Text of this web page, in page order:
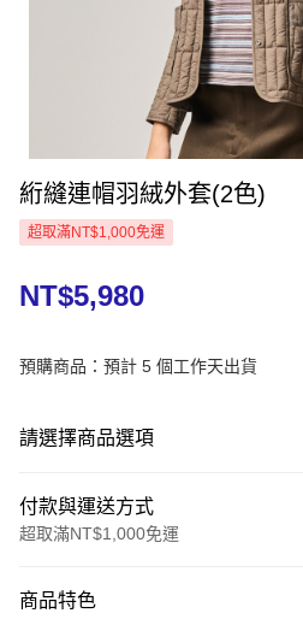
絎縫連帽羽絨外套(2色)
超取滿NT$1,000免運
NT$5,980
預購商品：預計 5 個工作天出貨
請選擇商品選項
付款與運送方式
超取滿NT$1,000免運
信用卡一次付款
商品特色